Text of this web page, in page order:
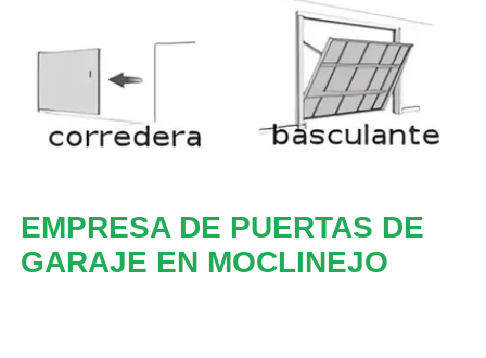
EMPRESA DE PUERTAS DE
GARAJE EN MOCLINEJO